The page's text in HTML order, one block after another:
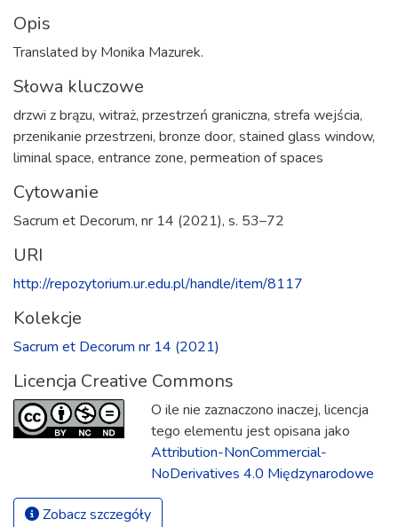
Opis
Translated by Monika Mazurek.
Słowa kluczowe
drzwi z brązu, witraż, przestrzeń graniczna, strefa wejścia,
przenikanie przestrzeni, bronze door, stained glass window,
liminal space, entrance zone, permeation of spaces
Cytowanie
Sacrum et Decorum, nr 14 (2021), s. 53–72
URI
http://repozytorium.ur.edu.pl/handle/item/8117
Kolekcje
Sacrum et Decorum nr 14 (2021)
Licencja Creative Commons
O ile nie zaznaczono inaczej, licencja
tego elementu jest opisana jako
Attribution-NonCommercial-
NoDerivatives 4.0 Międzynarodowe
Zobacz szczegóły